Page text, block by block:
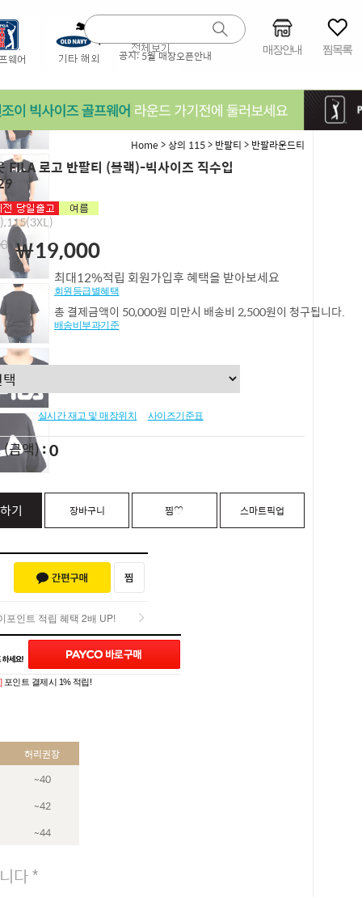
공지:5월 매장오픈안내 매장안내 찜목록
Home>상의 115> 반팔티 > 반팔라운드티
FILA 로고 반팔티 (블랙)-빅사이즈 직수입
￦19,000
최대12%적립 회원가입후 혜택을 받아보세요
회원등급별혜택
총 결제금액이 50,000원 미만시 배송비 2,500원이 청구됩니다.
배송비부과기준
실시간 재고 및 매장위치 사이즈기준표
(금액) 0
기 장바구니 찜♡ 스마트픽업
포인트 적립 혜택 2배 UP!
포인트 적립 혜택 2배 UP!
포인트 결제시 1% 적립!
(0)
허리권장
~40
~42
~44
다 *